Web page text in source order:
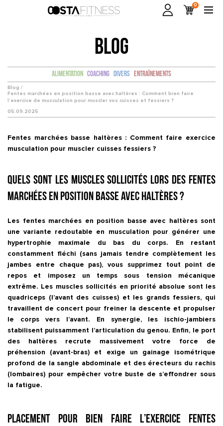
0
BLOG
Alimentation Coaching Divers Entraînements
Blog /
Fentes marchées en position basse avec haltères : Comment bien faire
l’exercice de musculation pour muscler vos cuisses et fessiers ?
05.09.2025
Fentes marchées basse haltères : Comment faire exercice
musculation pour muscler cuisses fessiers ?
Quels sont les muscles sollicités lors des fentes
marchées en position basse avec haltères ?
Les fentes marchées en position basse avec haltèressont
une variante redoutable en musculation pour générer une
hypertrophie maximale du bas du corps. En restant
constamment fléchi (sans jamais tendre complètement les
jambes entre chaque pas), vous supprimez tout point de
repos et imposez un temps sous tension mécanique
extrême. Les muscles sollicités en priorité absolue sont les
quadriceps (l’avant des cuisses) et les grands fessiers, qui
travaillent de concert pour freiner la descente et propulser
le corps vers l’avant. En synergie, les ischio-jambiers
stabilisent puissamment l’articulation du genou. Enfin, le port
des haltères recrute massivement votre force de
préhension (avant-bras) et exige un gainage isométrique
profond de la sangle abdominale et des érecteurs du rachis
(lombaires) pour empêcher votre buste de s’effondrer sous
la fatigue.
Placement pour bien faire l’exercice Fentes